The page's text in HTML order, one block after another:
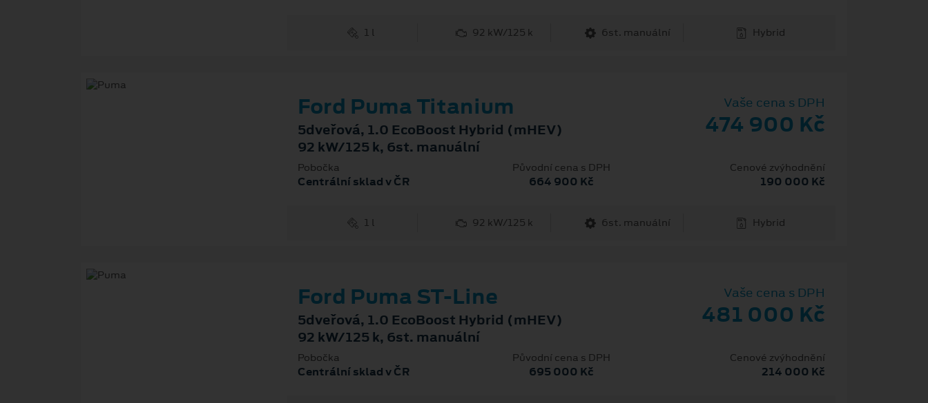
1 l 92 kW/125 k 6st. manuální Hybrid
Ford Puma Titanium
5dveřová, 1.0 EcoBoost Hybrid (mHEV)
92 kW/125 k, 6st. manuální
Vaše cena s DPH
474 900 Kč
Pobočka
Centrální sklad v ČR
Původní cena s DPH
664 900 Kč
Cenové zvýhodnění
190 000 Kč
1 l 92 kW/125 k 6st. manuální Hybrid
Ford Puma ST-Line
5dveřová, 1.0 EcoBoost Hybrid (mHEV)
92 kW/125 k, 6st. manuální
Vaše cena s DPH
481 000 Kč
Pobočka
Centrální sklad v ČR
Původní cena s DPH
695 000 Kč
Cenové zvýhodnění
214 000 Kč